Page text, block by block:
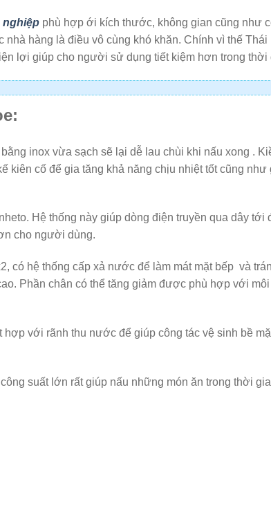
nghiệpphù hợp ới kích thước, không gian cũng như
hàng là điều vô cùng khó khăn. Chính vì thế Thái
lợi giúp cho người sử dụng tiết kiệm hơn trong thời
inox vừa sạch sẽ lại dễ lau chùi khi nấu xong .
kiên cố để gia tăng khả năng chịu nhiệt tốt cũng như
Hệ thống này giúp dòng điện truyền qua dây tới
cho người dùng.
có hệ thống cấp xả nước để làm mát mặt bếp và
Phần chân có thể tăng giảm được phù hợp với
với rãnh thu nước để giúp công tác vệ sinh bề
suất lớn rất giúp nấu những món ăn trong thời